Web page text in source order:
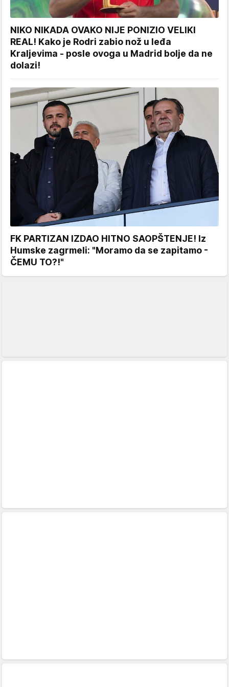
NIKO NIKADA OVAKO NIJE PONIZIO VELIKI
REAL! Kako je Rodri zabio nož u leđa
Kraljevima - posle ovoga u Madrid bolje da ne
dolazi!
FK PARTIZAN IZDAO HITNO SAOPŠTENJE! Iz
Humske zagrmeli: "Moramo da se zapitamo -
ČEMU TO?!"